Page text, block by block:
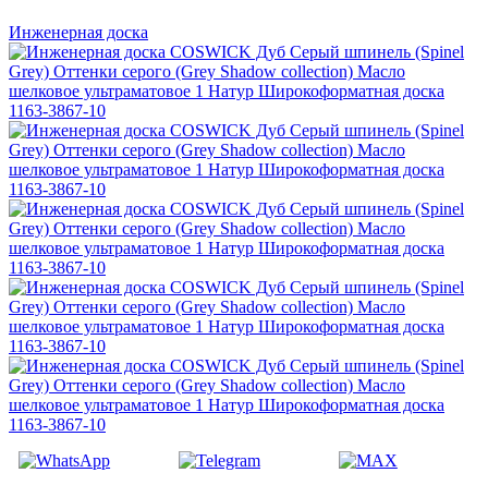
Инженерная доска